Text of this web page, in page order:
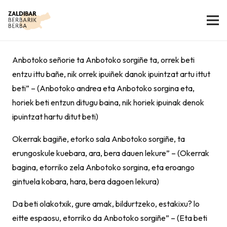
Anbotoko señorie ta Anbotoko sorgiñe ta, orrek beti
entzu ittu bañe, nik orrek ipuiñek danok ipuintzat artu ittut
beti” – (Anbotoko andrea eta Anbotoko sorgina eta,
horiek beti entzun ditugu baina, nik horiek ipuinak denok
ipuintzat hartu ditut beti)
Okerrak bagiñe, etorko sala Anbotoko sorgiñe, ta
erungoskule kuebara, ara, bera dauen lekure” – (Okerrak
bagina, etorriko zela Anbotoko sorgina, eta eroango
gintuela kobara, hara, bera dagoen lekura)
Da beti olakotxik, gure amak, bildurtzeko, estakixu? lo
eitte espaosu, etorriko da Anbotoko sorgiñe” – (Eta beti